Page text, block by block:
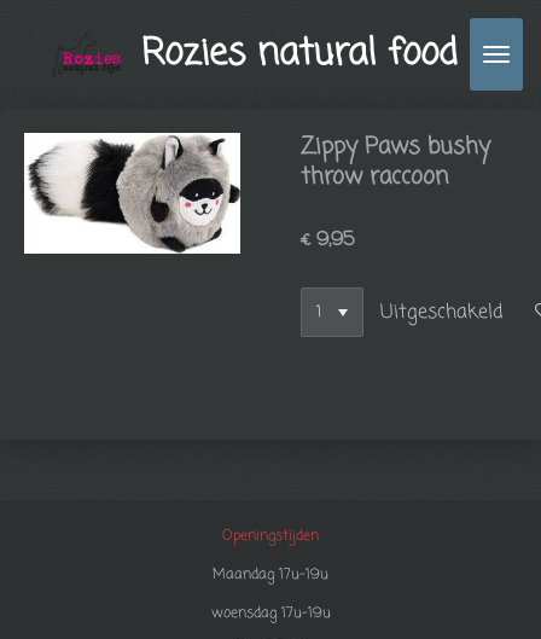
hoofdinhoud
Rozies natural food
Zippy Paws bushy
throw raccoon
€ 9,95
Uitgeschakeld
Openingstijden
Maandag 17u-19u
woensdag 17u-19u